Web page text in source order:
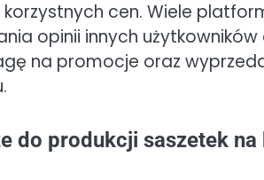
cen. Wiele
opinii innych
na promocje oraz
do produkcji saszetek